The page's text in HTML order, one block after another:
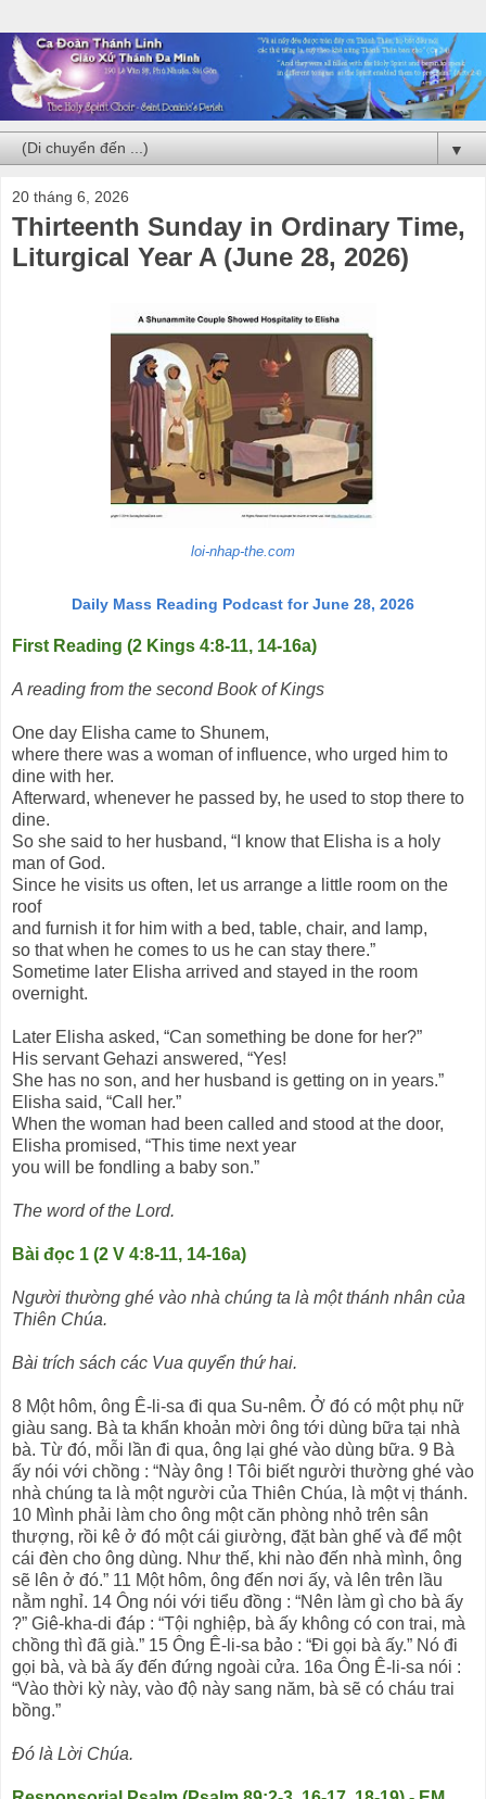
▼
20 tháng 6, 2026
Thirteenth Sunday in Ordinary Time,
Liturgical Year A (June 28, 2026)
loi-nhap-the.com
Daily Mass Reading Podcast for June 28, 2026
First Reading (2 Kings 4:8-11, 14-16a)
A reading from the second Book of Kings
One day Elisha came to Shunem,
where there was a woman of influence, who urged him to
dine with her.
Afterward, whenever he passed by, he used to stop there to
dine.
So she said to her husband, “I know that Elisha is a holy
man of God.
Since he visits us often, let us arrange a little room on the
roof
and furnish it for him with a bed, table, chair, and lamp,
so that when he comes to us he can stay there.”
Sometime later Elisha arrived and stayed in the room
overnight.
Later Elisha asked, “Can something be done for her?”
His servant Gehazi answered, “Yes!
She has no son, and her husband is getting on in years.”
Elisha said, “Call her.”
When the woman had been called and stood at the door,
Elisha promised, “This time next year
you will be fondling a baby son.”
The word of the Lord.
Bài đọc 1 (2 V 4:8-11, 14-16a)
Người thường ghé vào nhà chúng ta là một thánh nhân của
Thiên Chúa.
Bài trích sách các Vua quyển thứ hai.
8 Một hôm, ông Ê-li-sa đi qua Su-nêm. Ở đó có một phụ nữ
giàu sang. Bà ta khẩn khoản mời ông tới dùng bữa tại nhà
bà. Từ đó, mỗi lần đi qua, ông lại ghé vào dùng bữa. 9 Bà
ấy nói với chồng : “Này ông ! Tôi biết người thường ghé vào
nhà chúng ta là một người của Thiên Chúa, là một vị thánh.
10 Mình phải làm cho ông một căn phòng nhỏ trên sân
thượng, rồi kê ở đó một cái giường, đặt bàn ghế và để một
cái đèn cho ông dùng. Như thế, khi nào đến nhà mình, ông
sẽ lên ở đó.” 11 Một hôm, ông đến nơi ấy, và lên trên lầu
nằm nghỉ. 14 Ông nói với tiểu đồng : “Nên làm gì cho bà ấy
?” Giê-kha-di đáp : “Tội nghiệp, bà ấy không có con trai, mà
chồng thì đã già.” 15 Ông Ê-li-sa bảo : “Đi gọi bà ấy.” Nó đi
gọi bà, và bà ấy đến đứng ngoài cửa. 16a Ông Ê-li-sa nói :
“Vào thời kỳ này, vào độ này sang năm, bà sẽ có cháu trai
bồng.”
Đó là Lời Chúa.